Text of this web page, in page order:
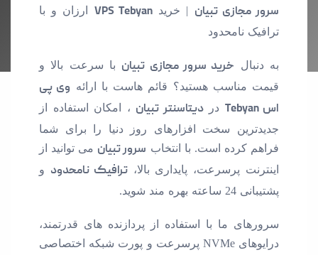
سرور مجازی تبیان | خریدVPS Tebyan ارزان و با
ترافیک نامحدود
به دنبال خرید سرور مجازی تبیان با سرعت بالا و
قیمت مناسب هستید؟ قائم هاست با ارائه وی پی
اس Tebyan
دردیتاسنتر تبیان ، امکان استفاده از
جدیدترین سخت افزارهای روز دنیا را برای شما
فراهم کرده است. با انتخاب سرور تبیان می توانید از
اینترنت پرسرعت، پایداری بالا،ترافیک نامحدود و
پشتیبانی 24 ساعته بهره مند شوید.
سرورهای ما با استفاده از پردازنده های قدرتمند،
درایوهای NVMe پرسرعت و پورت شبکه اختصاصی